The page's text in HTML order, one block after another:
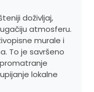
doživljaj,
atmosferu.
murale i
To je savršeno
lokalne